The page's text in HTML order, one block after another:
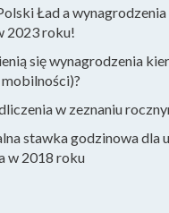
Ład a
2023 roku!
się wynagrodzenia
w zeznaniu
stawka godzinowa dla
w 2018 roku